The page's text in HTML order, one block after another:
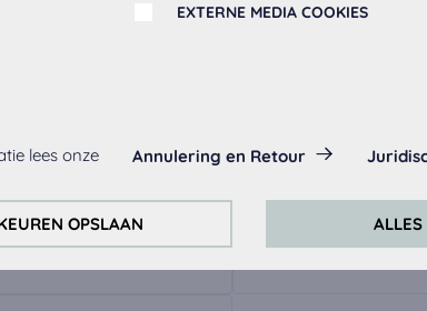
EXTERNE MEDIA COOKIES
te verbeteren, analyseren wij het gedrag van
van Google Analytics (deels via de Google
lees onze Annulering en Retour
OPSLAAN ALLES
roestvrij